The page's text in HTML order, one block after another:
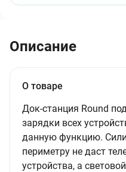
Описание
О товаре
Док-станция Round
зарядки всех
данную функцию.
периметру не даст
устройства, а